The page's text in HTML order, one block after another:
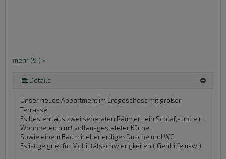
mehr (9 ) »
mehr (9 ) »
mehr (9 ) »
mehr (9 ) »
mehr (9 ) »
mehr (9 ) »
Details
Unser neues Appartment im Erdgeschoss mit großer
Terrasse.
Es besteht aus zwei seperaten Räumen ,ein Schlaf,-und ein
Wohnbereich mit vollausgestateter Küche.
Sowie einem Bad mit ebenerdiger Dusche und WC.
Es ist geignet für Mobilitätsschwierigkeiten ( Gehhilfe usw.)